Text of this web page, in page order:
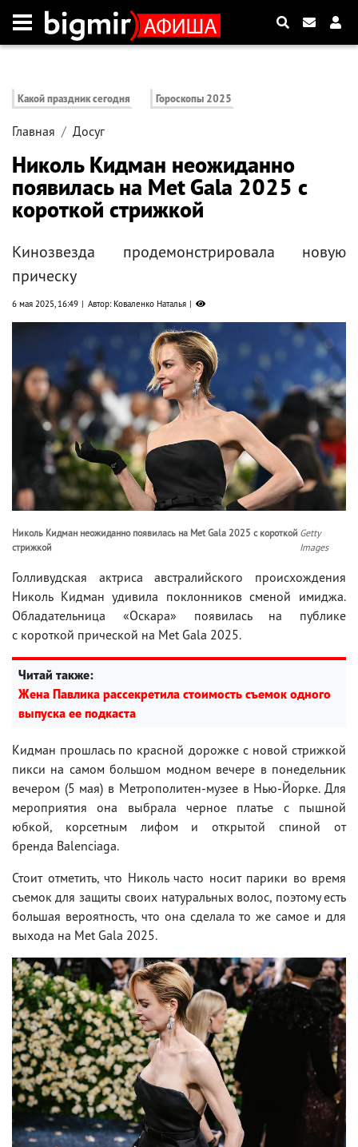
Какой праздник сегодня Гороскопы 2025
Главная Досуг
Николь Кидман неожиданно
появилась на Met Gala 2025 с
короткой стрижкой
Кинозвезда продемонстрировала новую
прическу
6 мая 2025, 16:49 Автор: Коваленко Наталья
Николь Кидман неожиданно появилась на Met Gala 2025 с короткой
стрижкой
Getty
Images
Голливудская актриса австралийского происхождения
Николь Кидман удивила поклонников сменой имиджа.
Обладательница «Оскара» появилась на публике
с короткой прической на Met Gala 2025.
Читай также:
Жена Павлика рассекретила стоимость съемок одного
выпуска ее подкаста
Кидман прошлась по красной дорожке с новой стрижкой
пикси на самом большом модном вечере в понедельник
вечером (5 мая) в Метрополитен-музее в Нью-Йорке. Для
мероприятия она выбрала черное платье с пышной
юбкой, корсетным лифом и открытой спиной от
бренда Balenciaga.
Стоит отметить, что Николь часто носит парики во время
съемок для защиты своих натуральных волос, поэтому есть
большая вероятность, что она сделала то же самое и для
выхода на Met Gala 2025.